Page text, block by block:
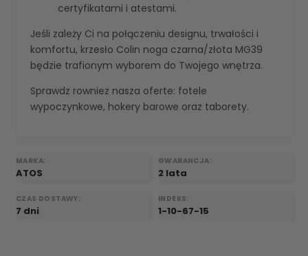
certyfikatami i atestami.
Jeśli zależy Ci na połączeniu designu, trwałości i
komfortu, krzesło Colin noga czarna/złota MG39
będzie trafionym wyborem do Twojego wnętrza.
Sprawdz rowniez nasza oferte: fotele
wypoczynkowe, hokery barowe oraz taborety.
MARKA:
ATOS
GWARANCJA:
2 lata
CZAS DOSTAWY:
7 dni
INDEKS:
1-10-67-15